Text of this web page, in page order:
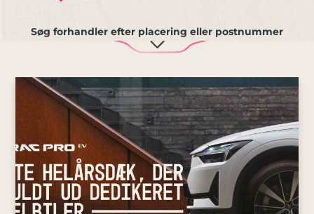
Søg forhandler efter placering eller postnummer
Bil, SUV og varevogn